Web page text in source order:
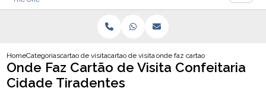
HomeCategoriascartao de visitacartao de visita psicologoonde faz cartao de visita
Onde Faz Cartão de Visita Confeitaria
Cidade Tiradentes